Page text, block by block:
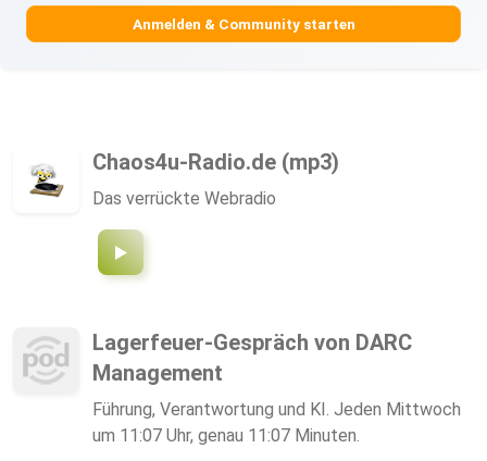
Chaos4u-Radio.de (mp3)
Das verrückte Webradio
Lagerfeuer-Gespräch von DARC
Management
Führung, Verantwortung und KI. Jeden Mittwoch
um 11:07 Uhr, genau 11:07 Minuten.
Anmelden & Community starten